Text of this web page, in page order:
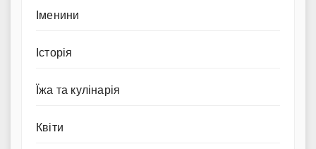
Іменини
Історія
Їжа та кулінарія
Квіти